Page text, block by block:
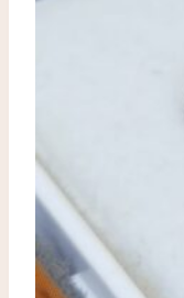
Ces cookies servent
adaptées à vos